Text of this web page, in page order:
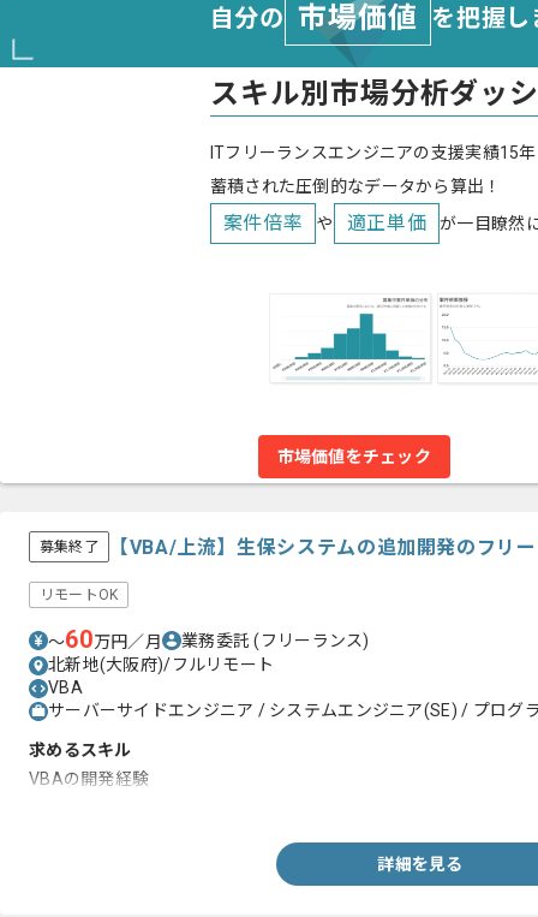
自分の 市場価値 を把握
スキル別市場分析ダッ
ITフリーランスエンジニアの支援実績15
蓄積された圧倒的なデータから算出！
案件倍率 や 適正単価 が一目瞭然
市場価値をチェック
募集終了 【VBA/上流】生保システムの追加開発のフリ
リモートOK
〜60万円／月 業務委託(フリーランス)
北新地(大阪府)/フルリモート
VBA
サーバーサイドエンジニア / システムエンジニア(SE) / プログ
求めるスキル
VBAの開発経験
詳細を見る